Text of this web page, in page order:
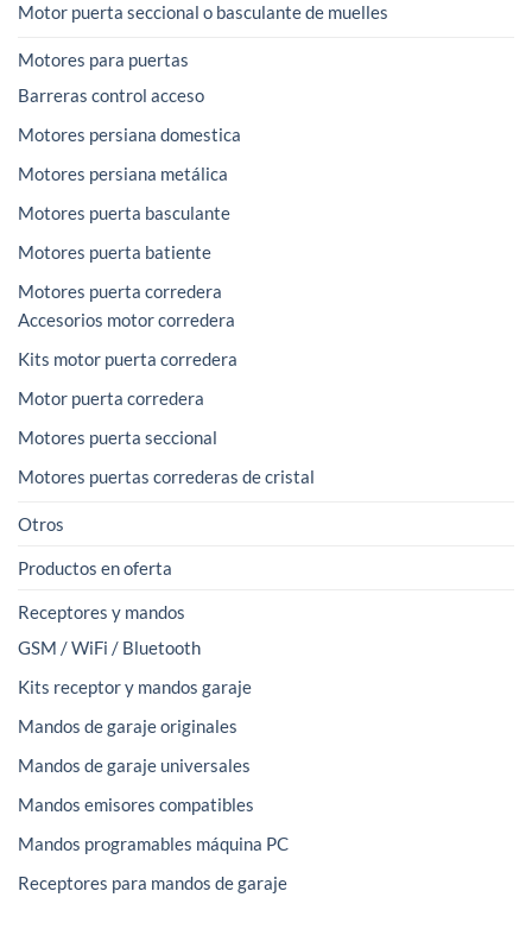
Motor puerta seccional o basculante de muelles
Motores para puertas
Barreras control acceso
Motores persiana domestica
Motores persiana metálica
Motores puerta basculante
Motores puerta batiente
Motores puerta corredera
Accesorios motor corredera
Kits motor puerta corredera
Motor puerta corredera
Motores puerta seccional
Motores puertas correderas de cristal
Otros
Productos en oferta
Receptores y mandos
GSM / WiFi / Bluetooth
Kits receptor y mandos garaje
Mandos de garaje originales
Mandos de garaje universales
Mandos emisores compatibles
Mandos programables máquina PC
Receptores para mandos de garaje